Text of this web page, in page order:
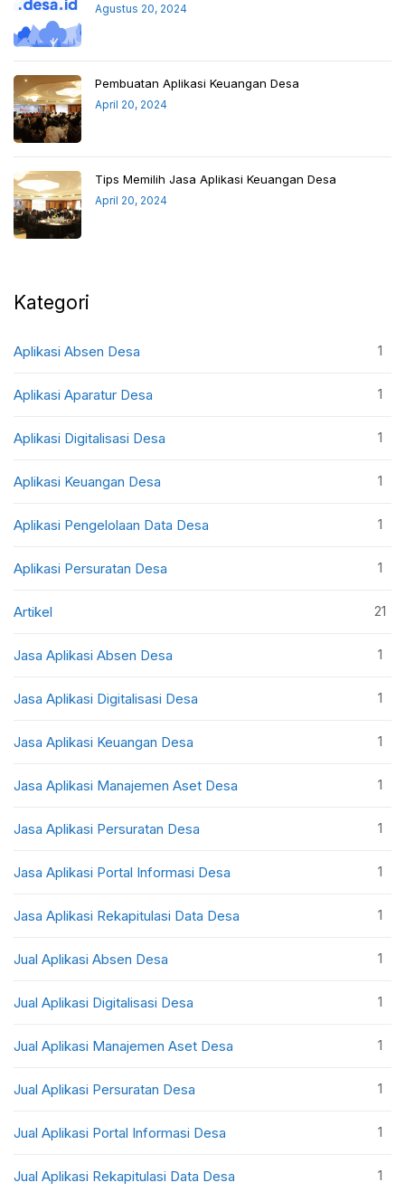
Agustus 20, 2024
Pembuatan Aplikasi Keuangan Desa
April 20, 2024
Tips Memilih Jasa Aplikasi Keuangan Desa
April 20, 2024
Kategori
Aplikasi Absen Desa 1
Aplikasi Aparatur Desa 1
Aplikasi Digitalisasi Desa 1
Aplikasi Keuangan Desa 1
Aplikasi Pengelolaan Data Desa 1
Aplikasi Persuratan Desa 1
Artikel 21
Jasa Aplikasi Absen Desa 1
Jasa Aplikasi Digitalisasi Desa 1
Jasa Aplikasi Keuangan Desa 1
Jasa Aplikasi Manajemen Aset Desa 1
Jasa Aplikasi Persuratan Desa 1
Jasa Aplikasi Portal Informasi Desa 1
Jasa Aplikasi Rekapitulasi Data Desa 1
Jual Aplikasi Absen Desa 1
Jual Aplikasi Digitalisasi Desa 1
Jual Aplikasi Manajemen Aset Desa 1
Jual Aplikasi Persuratan Desa 1
Jual Aplikasi Portal Informasi Desa 1
Jual Aplikasi Rekapitulasi Data Desa 1